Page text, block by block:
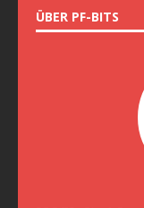
ÜBER PF-BITS